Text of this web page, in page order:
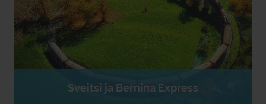
Sveitsi ja Bernina Express